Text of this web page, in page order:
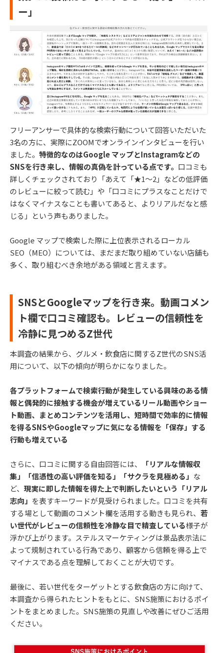
ー」
フリーアンサーで具体的な検索行動について回答いただいた
3名の方に、実際にZOOMでオンラインインタビューを行い
ました。 特徴的なのはGoogle マップとInstagramなどの
SNSを行き来し、情報の真偽を計っている点です。 口コミも
詳しくチェックされており「あえて「★1〜2」などの低評価
のレビューに絞って読む」や「口コミにプラスなことだけで
はなくマイナスなことも書いてあると、よりリアルだなと感
じる」という声もありました。
Google マップで検索した際に上位表示されるローカル
SEO（MEO）については、まだまだ取り組めていない店舗も
多く、取り組むべき余地がある領域と言えます。
SNSとGoogleマップを行き来。動画コメン
ト欄で口コミ確認も。レビューの信頼性を
冷静に見つめるZ世代
本調査の結果から、グルメ・飲食店に関するZ世代のSNS活
用について、以下の傾向が明らかになりました。
各プラットフォームで検索行動が発生している興味のある情
報と偶発的に接触する機会が増えているリール動画やショー
ト動画、まとめコンテンツを活用し、短時間で効率的に情報
を得るSNSやGoogleマップに気になる情報を「保存」する
行動も増えている
さらに、口コミに関する自由回答には、
「リアルな情報収
集」「信憑性の高い評価を知る」「サクラを見極める」 な
ど、 現実に即した情報を得た上で判断したいという「リアル
志向」 を表すキーワードが見受けられました。口コミを共有
する場として動画のコメント欄を活用する動きも見られ、 若
い世代がレビューの信頼性を冷静な目で精査している様子が
浮かび上がります。ステルスマーケティングは景品表示法に
よって規制されている行為であり、顧客から信頼を得る上で
マイナスである点を理解しておくことが大切です。
最後に、若い世代をターゲットとする飲食店の方に向けて、
本調査から得られたヒントをもとに、SNS施策におけるポイ
ントをまとめました。SNS施策の見直しや改善にぜひご活用
ください。